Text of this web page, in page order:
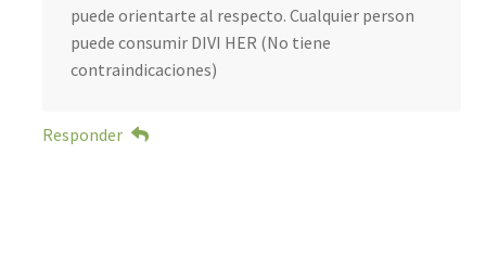
puede orientarte al respecto. Cualquier person
puede consumir DIVI HER (No tiene
contraindicaciones)
Responder